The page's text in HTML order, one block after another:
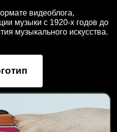
видеоблога,
музыки с 1920-х годов до
музыкального искусства.